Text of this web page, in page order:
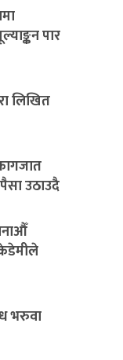
पार
लिखित
उठाउदै
भरुवा